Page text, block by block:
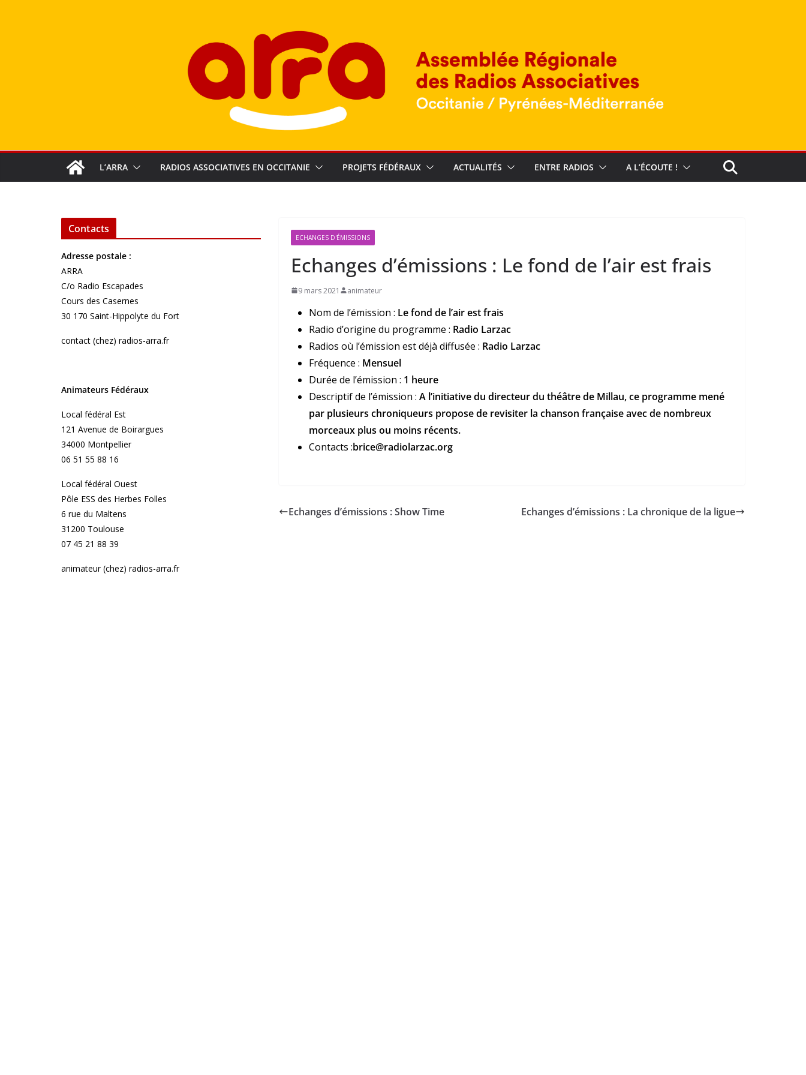
L’ARRA RADIOS ASSOCIATIVES EN OCCITANIE PROJETS FÉDÉRAUX ACTUALITÉS ENTRE RADIOS A L’ÉCOUTE !
ECHANGES D'ÉMISSIONS
Echanges d’émissions : Le fond de l’air est frais
9 mars 2021 animateur
Nom de l’émission : Le fond de l’air est frais
Radio d’origine du programme : Radio Larzac
Radios où l’émission est déjà diffusée : Radio Larzac
Fréquence : Mensuel
Durée de l’émission : 1 heure
Descriptif de l’émission : A l’initiative du directeur du théâtre de Millau, ce programme mené
par plusieurs chroniqueurs propose de revisiter la chanson française avec de nombreux
morceaux plus ou moins récents.
Contacts :brice@radiolarzac.org
Echanges d’émissions : Show Time Echanges d’émissions : La chronique de la ligue
Contacts
Adresse postale :
ARRA
C/o Radio Escapades
Cours des Casernes
30 170 Saint-Hippolyte du Fort
contact (chez) radios-arra.fr
Animateurs Fédéraux
Local fédéral Est
121 Avenue de Boirargues
34000 Montpellier
06 51 55 88 16
Local fédéral Ouest
Pôle ESS des Herbes Folles
6 rue du Maltens
31200 Toulouse
07 45 21 88 39
animateur (chez) radios-arra.fr